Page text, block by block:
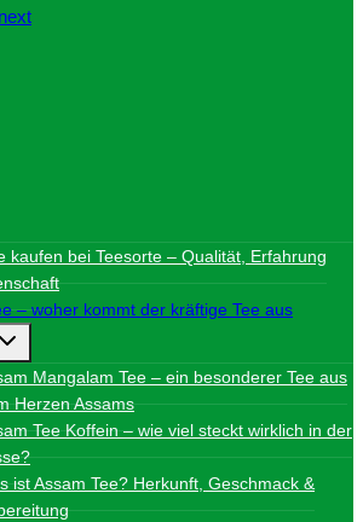
kaufen bei Teesorte – Qualität, Erfahrung
– woher kommt der kräftige Tee aus
Untermenü
Mangalam Tee – ein besonderer Tee aus
Herzen Assams
Tee Koffein – wie viel steckt wirklich in der
ist Assam Tee? Herkunft, Geschmack &